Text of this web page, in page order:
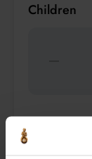
Children
Pets